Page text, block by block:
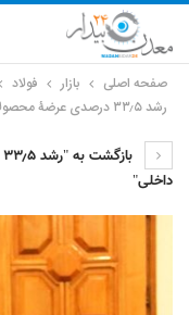
صفحه اصلی بازار
فولاد
رشد ۳۳٫۵ درصدی عرضۀ محصولات فولادمبارکه به بازارهای داخلی
داخلی"